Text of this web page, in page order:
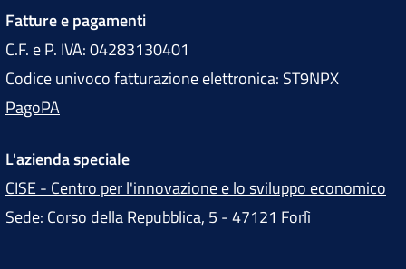
Fatture e pagamenti
C.F. e P. IVA: 04283130401
Codice univoco fatturazione elettronica: ST9NPX
PagoPA
L'azienda speciale
CISE - Centro per l'innovazione e lo sviluppo economico
Sede: Corso della Repubblica, 5 - 47121 Forlì